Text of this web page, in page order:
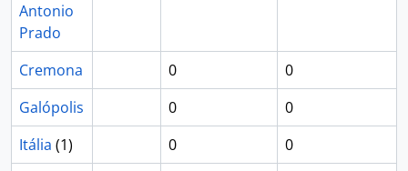
Antonio
Prado
Cremona 0
0
Galópolis
0
0
Itália (1) 0 0